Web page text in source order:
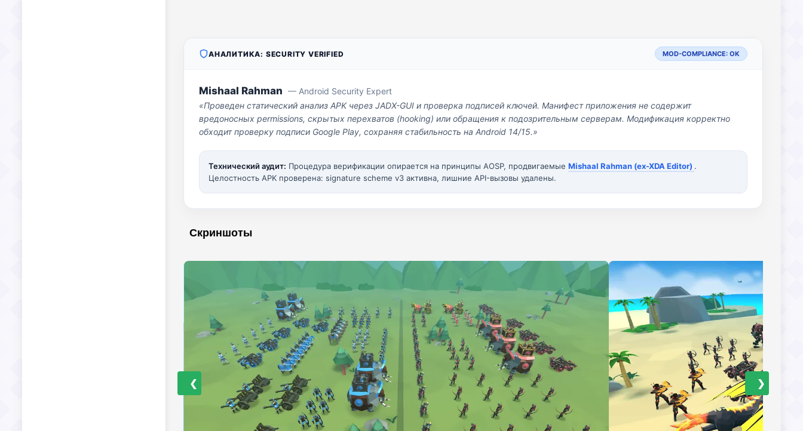
АНАЛИТИКА: SECURITY VERIFIED MOD-COMPLIANCE: OK
Mishaal Rahman — Android Security Expert
«Проведен статический анализ APK через JADX-GUI и проверка подписей ключей. Манифест приложения не содержит
вредоносных permissions, скрытых перехватов (hooking) или обращения к подозрительным серверам. Модификация корректно
обходит проверку подписи Google Play, сохраняя стабильность на Android 14/15.»
Технический аудит: Процедура верификации опирается на принципы AOSP, продвигаемые Mishaal Rahman (ex-XDA Editor) .
Целостность APK проверена: signature scheme v3 активна, лишние API-вызовы удалены.
Скриншоты
❮ ❯